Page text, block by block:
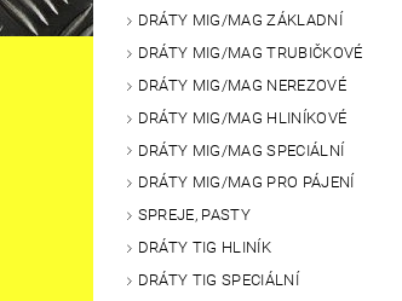
DRÁTY MIG/MAG ZÁKLADNÍ
DRÁTY MIG/MAG TRUBIČKOVÉ
DRÁTY MIG/MAG NEREZOVÉ
DRÁTY MIG/MAG HLINÍKOVÉ
DRÁTY MIG/MAG SPECIÁLNÍ
DRÁTY MIG/MAG PRO PÁJENÍ
SPREJE, PASTY
DRÁTY TIG HLINÍK
DRÁTY TIG SPECIÁLNÍ